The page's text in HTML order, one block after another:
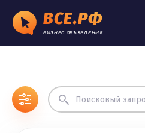
ВСЕ.РФ
БИЗНЕС ОБЪЯВЛЕНИЯ